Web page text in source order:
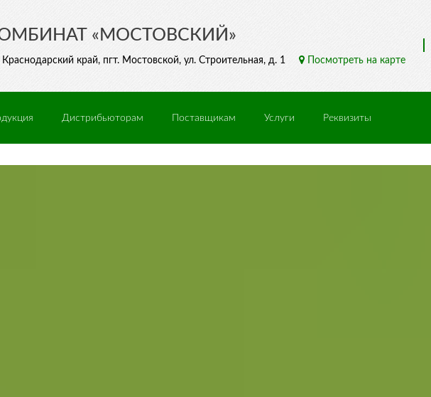
«МОСТОВСКИЙ»
край, пгт. Мостовской, ул. Строительная, д. 1 Посмотреть на карте
Дистрибьюторам Поставщикам Услуги Реквизиты